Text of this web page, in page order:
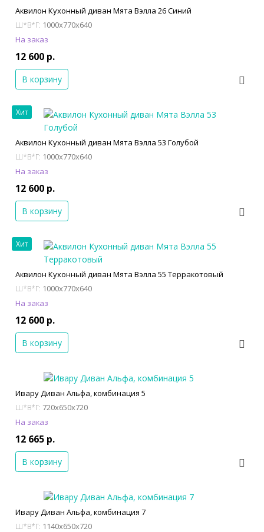
Аквилон Кухонный диван Мята Вэлла 26 Синий
Ш*В*Г: 1000x770x640
На заказ
12 600 р.
В корзину
Хит
Аквилон Кухонный диван Мята Вэлла 53 Голубой
Ш*В*Г: 1000x770x640
На заказ
12 600 р.
В корзину
Хит
Аквилон Кухонный диван Мята Вэлла 55 Терракотовый
Ш*В*Г: 1000x770x640
На заказ
12 600 р.
В корзину
Ивару Диван Альфа, комбинация 5
Ш*В*Г: 720x650x720
На заказ
12 665 р.
В корзину
Ивару Диван Альфа, комбинация 7
Ш*В*Г: 1140x650x720